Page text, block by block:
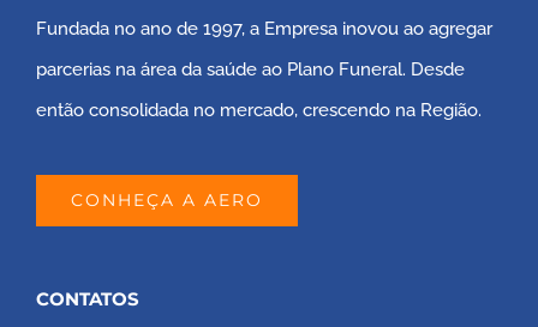
Fundada no ano de 1997, a Empresa inovou ao agregar
parcerias na área da saúde ao Plano Funeral. Desde
então consolidada no mercado, crescendo na Região.
CONHEÇA A AERO
CONTATOS